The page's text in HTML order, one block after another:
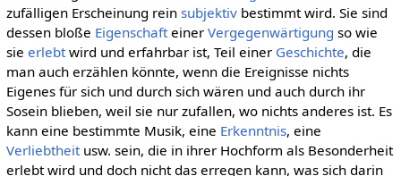
zufälligen Erscheinung rein subjektivbestimmt wird. Sie sind
dessen bloße Eigenschafteiner Vergegenwärtigung so wie
sie erlebtwird und erfahrbar ist, Teil einer Geschichte, die
man auch erzählen könnte, wenn die Ereignisse nichts
Eigenes für sich und durch sich wären und auch durch ihr
Sosein blieben, weil sie nur zufallen, wo nichts anderes ist. Es
kann eine bestimmte Musik, eine Erkenntnis, eine
Verliebtheitusw. sein, die in ihrer Hochform als Besonderheit
erlebt wird und doch nicht das erregen kann, was sich darin